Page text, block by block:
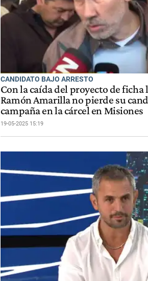
CANDIDATO BAJO ARRESTO
Con la caída del proyecto de
Ramón Amarilla no pierde su
campaña en la cárcel en Misiones
19-05-2025 15:19